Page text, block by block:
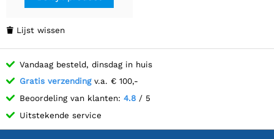
 Lijst wissen
Vandaag besteld, dinsdag in huis
Gratis verzendingv.a. € 100,-
Beoordeling van klanten: 4.8 / 5
Uitstekende service